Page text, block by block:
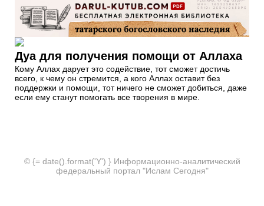
Дуа для получения помощи от Аллаха
Кому Аллах дарует это содействие, тот сможет достичь
всего, к чему он стремится, а кого Аллах оставит без
поддержки и помощи, тот ничего не сможет добиться, даже
если ему станут помогать все творения в мире.
© {= date().format('Y') } Информационно-аналитический
федеральный портал "Ислам Сегодня"